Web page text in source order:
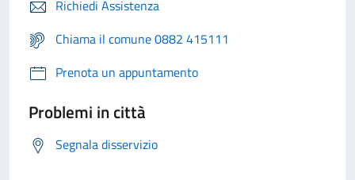
Richiedi Assistenza
Chiama il comune 0882 415111
Prenota un appuntamento
Problemi in città
Segnala disservizio